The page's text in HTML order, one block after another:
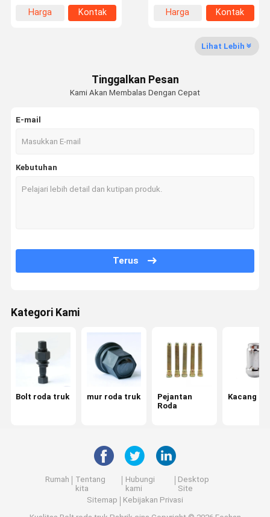
Tur Pabrik
Kontrol
Berita
Bolt roda truk
mur roda truk
Pejantan Roda
Baut tengah
Timbangan Roda
Bantalan Tengah
Sekrup dan mur
Alat perangkat keras
Pengatur Jarak Roda
Harga
Kontak
Harga
Kontak
Lihat Lebih
Tinggalkan Pesan
Kami Akan Membalas Dengan Cepat
E-mail
Kebutuhan
Terus
Kategori Kami
Bolt roda truk mur roda truk
Pejantan
Roda
Kacang
Rumah
Tentang
kita
Hubungi
kami
Desktop
Site
Sitemap
Kebijakan Privasi